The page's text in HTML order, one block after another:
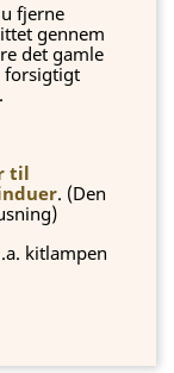
fjerne
gennem
det gamle
forsigtigt
til
. (Den
kitlampen